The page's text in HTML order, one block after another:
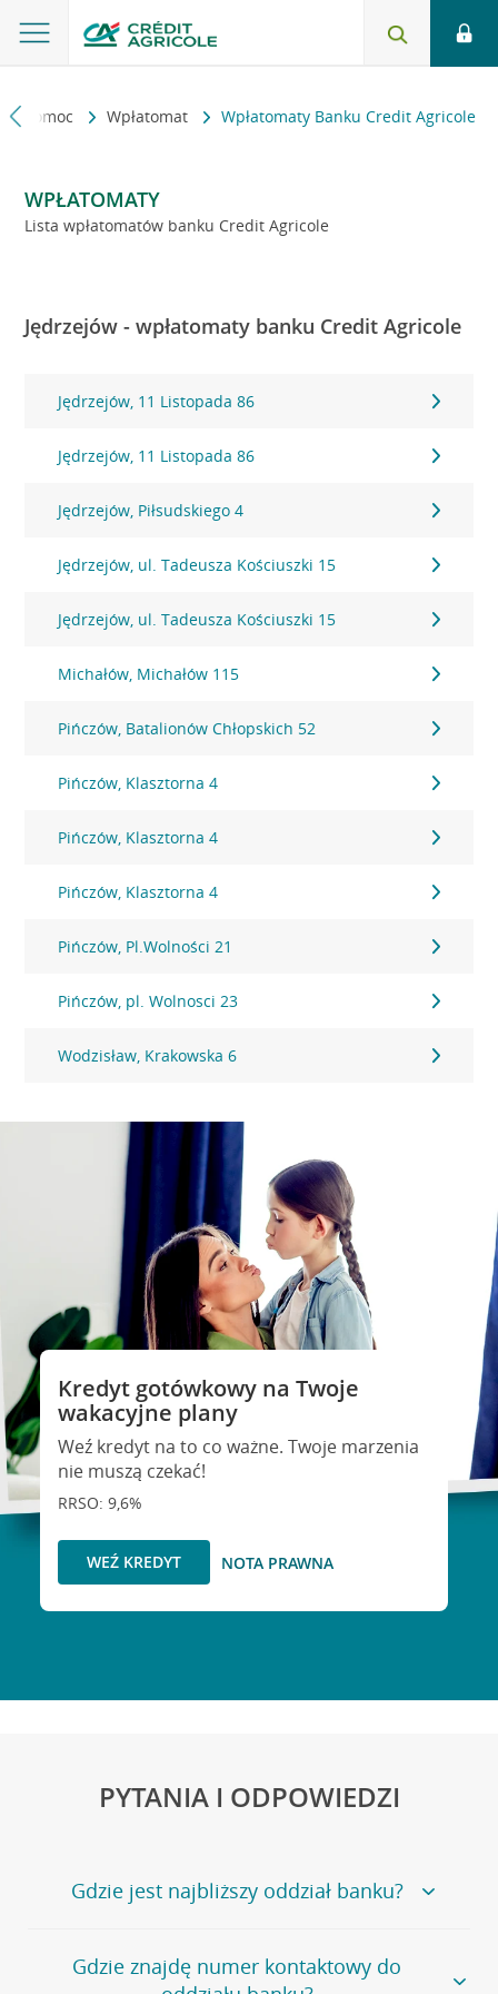
i pomoc Wpłatomat Wpłatomaty Banku Credit Agricole
WPŁATOMATY
Lista wpłatomatów banku Credit Agricole
Jędrzejów - wpłatomaty banku Credit Agricole
Jędrzejów, 11 Listopada 86
Jędrzejów, 11 Listopada 86
Jędrzejów, Piłsudskiego 4
Jędrzejów, ul. Tadeusza Kościuszki 15
Jędrzejów, ul. Tadeusza Kościuszki 15
Michałów, Michałów 115
Pińczów, Batalionów Chłopskich 52
Pińczów, Klasztorna 4
Pińczów, Klasztorna 4
Pińczów, Klasztorna 4
Pińczów, Pl.Wolności 21
Pińczów, pl. Wolnosci 23
Wodzisław, Krakowska 6
Kredyt gotówkowy na Twoje
wakacyjne plany
Weź kredyt na to co ważne. Twoje marzenia
nie muszą czekać!
RRSO: 9,6%
WEŹ KREDYT NOTA PRAWNA
PYTANIA I ODPOWIEDZI
Gdzie jest najbliższy oddział banku?
Jeśli szukasz oddziału naszego banku, zapraszamy na
stronęPlacówki i bankomaty, na której znajduje się
Gdzie znajdę numer kontaktowy do